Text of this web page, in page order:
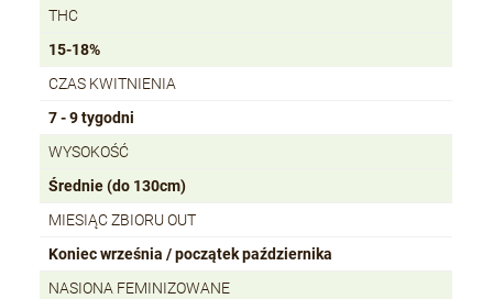
THC
15-18%
CZAS KWITNIENIA
7 - 9 tygodni
WYSOKOŚĆ
Średnie (do 130cm)
MIESIĄC ZBIORU OUT
Koniec września / początek października
NASIONA FEMINIZOWANE